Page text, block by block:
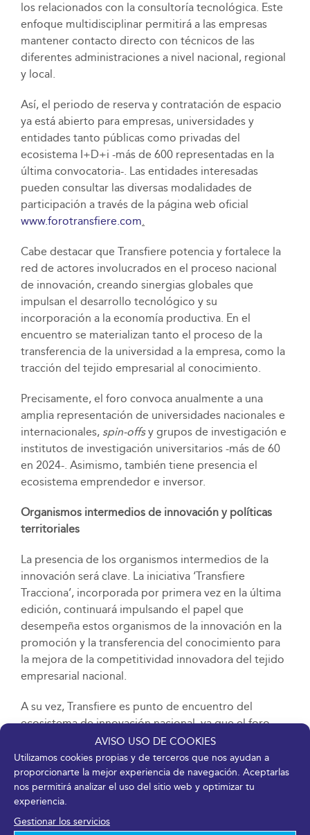
AVISO USO DE COOKIES
Utilizamos cookies propias y de terceros que nos ayudan a
proporcionarte la mejor experiencia de navegación. Aceptarlas
nos permitirá analizar el uso del sitio web y optimizar tu
experiencia.
Gestionar los servicios
los relacionados con la consultoría tecnológica. Este
enfoque multidisciplinar permitirá a las empresas
mantener contacto directo con técnicos de las
diferentes administraciones a nivel nacional, regional
y local.
Así, el periodo de reserva y contratación de espacio
ya está abierto para empresas, universidades y
entidades tanto públicas como privadas del
ecosistema I+D+i -más de 600 representadas en la
última convocatoria-. Las entidades interesadas
pueden consultar las diversas modalidades de
participación a través de la página web oficial
www.forotransfiere.com.
Cabe destacar que Transfiere potencia y fortalece la
red de actores involucrados en el proceso nacional
de innovación, creando sinergias globales que
impulsan el desarrollo tecnológico y su
incorporación a la economía productiva. En el
encuentro se materializan tanto el proceso de la
transferencia de la universidad a la empresa, como la
tracción del tejido empresarial al conocimiento.
Precisamente, el foro convoca anualmente a una
amplia representación de universidades nacionales e
internacionales, spin-offsy grupos de investigación e
institutos de investigación universitarios -más de 60
en 2024-. Asimismo, también tiene presencia el
ecosistema emprendedor e inversor.
Organismos intermedios de innovación y políticas
territoriales
La presencia de los organismos intermedios de la
innovación será clave. La iniciativa ‘Transfiere
Tracciona’, incorporada por primera vez en la última
edición, continuará impulsando el papel que
desempeña estos organismos de la innovación en la
promoción y la transferencia del conocimiento para
la mejora de la competitividad innovadora del tejido
empresarial nacional.
A su vez, Transfiere es punto de encuentro del
ecosistema de innovación nacional, ya que el foro
aglutina y pone en común las distintas políticas
territoriales en materia de innovación a través de la
participación de las comunidades autónomas del
país, que acceden a oportunidades de colaboración
entre las distintas regiones y la iniciativa privada, a las
que se suman ayuntamientos y diputaciones.